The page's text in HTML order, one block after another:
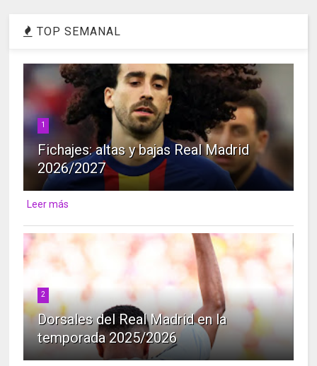
TOP SEMANAL
1
Fichajes: altas y bajas Real Madrid
2026/2027
Leer más
2
Dorsales del Real Madrid en la
temporada 2025/2026